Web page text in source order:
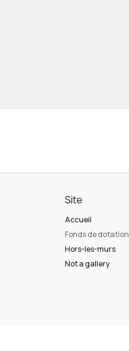
Site
Accueil
Fonds de dotation
Hors-les-murs
Not a gallery